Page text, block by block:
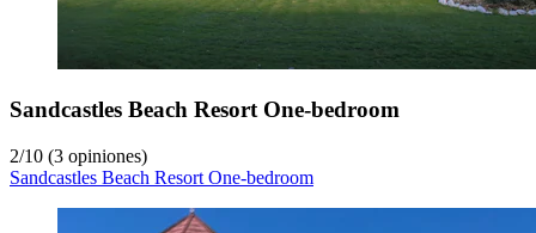
Sandcastles Beach Resort One-bedroom
2/10 (3 opiniones)
Sandcastles Beach Resort One-bedroom